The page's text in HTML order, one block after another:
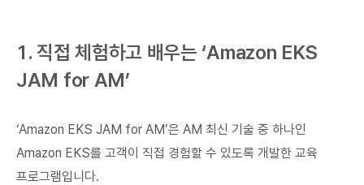
1. 직접 체험하고 배우는 ‘Amazon EKS
JAM for AM’
‘Amazon EKS JAM for AM’은 AM 최신 기술 중 하나인
Amazon EKS를 고객이 직접 경험할 수 있도록 개발한 교육
프로그램입니다.